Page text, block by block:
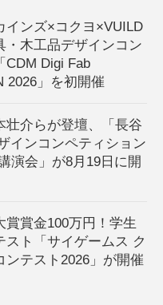
インズ×コクヨ×VUILD
・木工品デザインコン
CDM Digi Fab
2026」を初開催
壮介らが登壇、「長谷
インコンペティション
演会」が8月19日に開
賞賞金100万円！学生
スト「サイゲームス ク
ンテスト2026」が開催